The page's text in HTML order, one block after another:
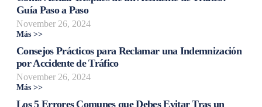
Guía Paso a Paso
November 26, 2024
Más >>
Consejos Prácticos para Reclamar una Indemnización
por Accidente de Tráfico
November 26, 2024
Más >>
Los 5 Errores Comunes que Debes Evitar Tras un